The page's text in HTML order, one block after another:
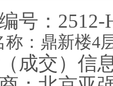
号： 2512-
称：鼎新楼4
成交）信